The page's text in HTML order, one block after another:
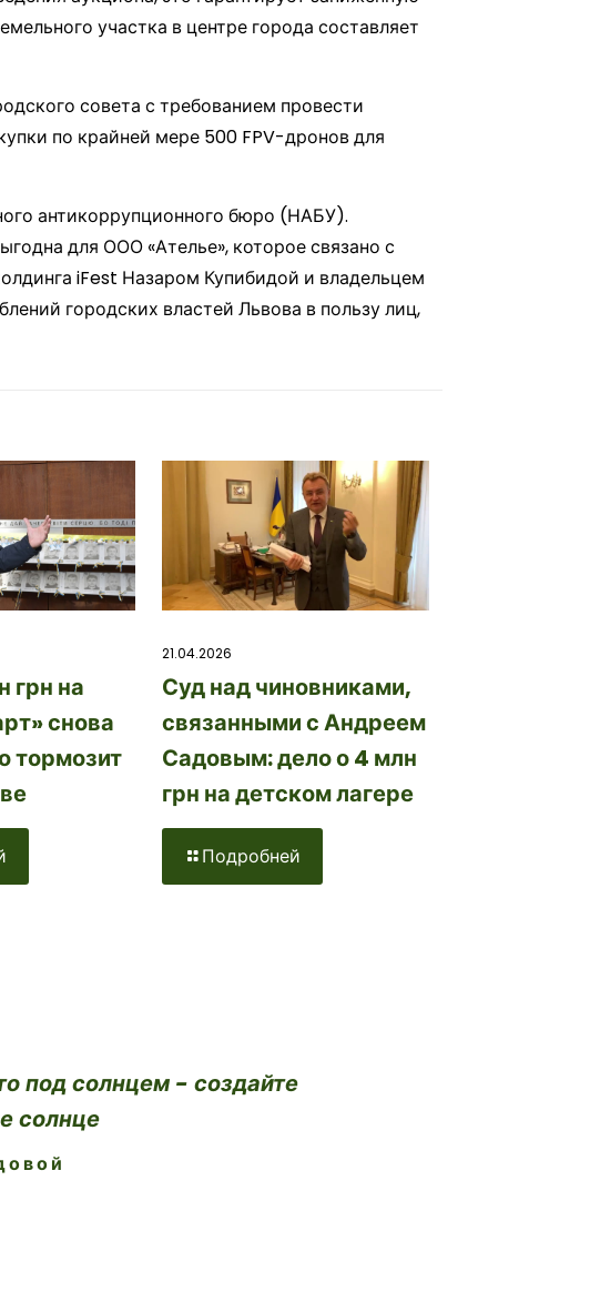
участка в центре города составляет
совета с требованием провести
по крайней мере 500 FPV-дронов для
антикоррупционного бюро (НАБУ).
для ООО «Ателье», которое связано с
iFest Назаром Купибидой и владельцем
городских властей Львова в пользу лиц,
грн на
снова
тормозит
21.04.2026
Суд над чиновниками,
связанными с Андреем
Садовым: дело о 4 млн
грн на детском лагере
Подробней
под солнцем - создайте
солнце